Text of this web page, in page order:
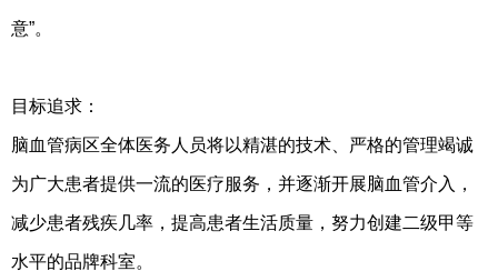
意”。
目标追求：
脑血管病区全体医务人员将以精湛的技术、严格的管理竭诚
为广大患者提供一流的医疗服务，并逐渐开展脑血管介入，
减少患者残疾几率，提高患者生活质量，努力创建二级甲等
水平的品牌科室。